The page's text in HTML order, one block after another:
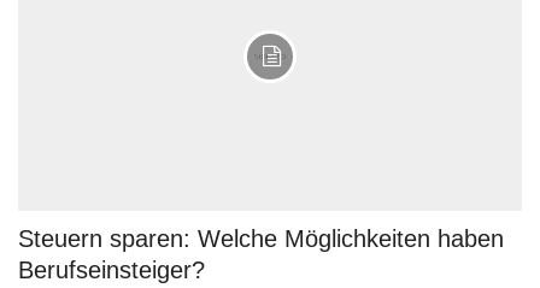
Steuern sparen: Welche Möglichkeiten haben
Berufseinsteiger?